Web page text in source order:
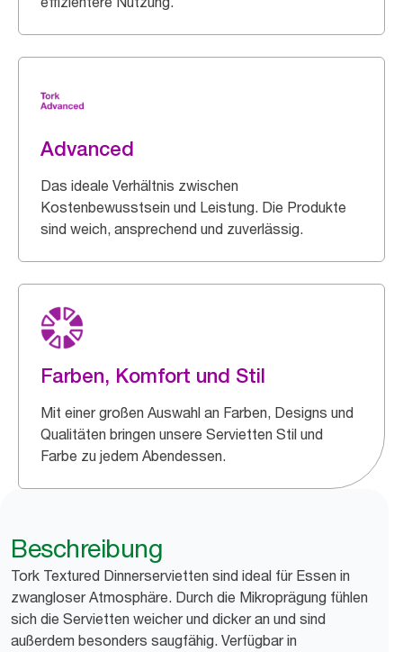
Advanced
Das ideale Verhältnis zwischen
Kostenbewusstsein und Leistung. Die Produkte
sind weich, ansprechend und zuverlässig.
Farben, Komfort und Stil
Mit einer großen Auswahl an Farben, Designs und
Qualitäten bringen unsere Servietten Stil und
Farbe zu jedem Abendessen.
Beschreibung
Tork Textured Dinnerservietten sind ideal für Essen in
zwangloser Atmosphäre. Durch die Mikroprägung fühlen
sich die Servietten weicher und dicker an und sind
außerdem besonders saugfähig. Verfügbar in